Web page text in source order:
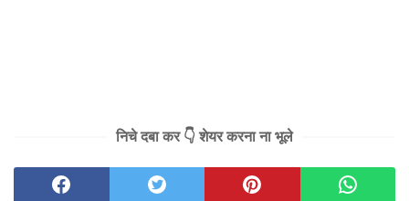
निचे दबा कर 👇 शेयर करना ना भूले